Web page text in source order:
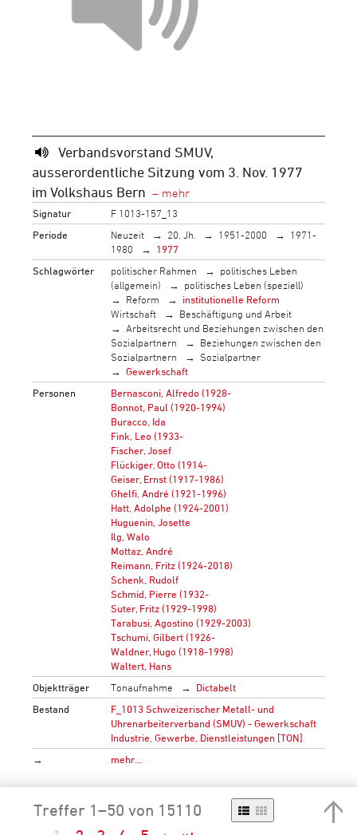
Verbandsvorstand SMUV,
ausserordentliche Sitzung vom 3. Nov. 1977
im Volkshaus Bern
Signatur
F 1013-157_13
Periode
Neuzeit 20. Jh. 1951-2000
1971-
1980
1977
Schlagwörter
politischer Rahmen
politisches Leben
(allgemein)
politisches Leben (speziell)
Reform
institutionelle Reform
Wirtschaft
Beschäftigung und Arbeit
Arbeitsrecht und Beziehungen zwischen den
Sozialpartnern
Beziehungen zwischen den
Sozialpartnern
Sozialpartner
Gewerkschaft
Personen
Bernasconi, Alfredo (1928-
Bonnot, Paul (1920-1994)
Buracco, Ida
Fink, Leo (1933-
Fischer, Josef
Flückiger, Otto (1914-
Geiser, Ernst (1917-1986)
Ghelfi, André (1921-1996)
Hatt, Adolphe (1924-2001)
Huguenin, Josette
Ilg, Walo
Mottaz, André
Reimann, Fritz (1924-2018)
Schenk, Rudolf
Schmid, Pierre (1932-
Suter, Fritz (1929-1998)
Tarabusi, Agostino (1929-2003)
Tschumi, Gilbert (1926-
Waldner, Hugo (1918-1998)
Waltert, Hans
Objektträger
Tonaufnahme
Dictabelt
Bestand
F_1013 Schweizerischer Metall- und
Uhrenarbeiterverband (SMUV) - Gewerkschaft
Industrie, Gewerbe, Dienstleistungen [TON]
→
mehr…
Treffer 1–50 von 15110